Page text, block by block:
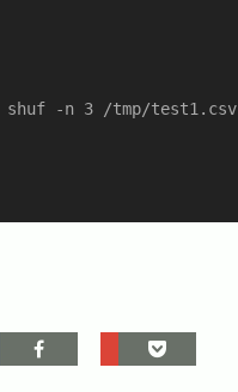
shuf -n 3 /tmp/test1.csv